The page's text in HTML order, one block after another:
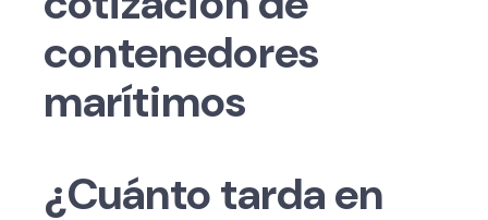
contenedores
marítimos
¿Cuánto tarda en